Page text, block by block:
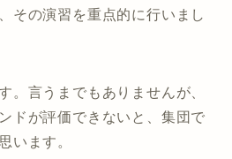
その演習を重点的に行いまし
。言うまでもありませんが、
ドが評価できないと、集団で
います。